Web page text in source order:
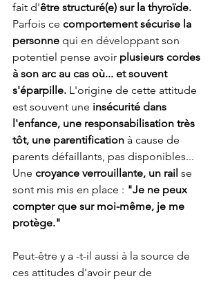
fait d'être structuré(e) sur la thyroïde.
Parfois ce comportement sécurise la
personne qui en développant son
potentiel pense avoir plusieurs cordes
à son arc au cas où... et souvent
s'éparpille. L'origine de cette attitude
est souvent une insécurité dans
l'enfance, une responsabilisation très
tôt, une parentification à cause de
parents défaillants, pas disponibles...
Une croyance verrouillante, un rail se
sont mis mis en place : "Je ne peux
compter que sur moi-même, je me
protège."
Peut-être y a -t-il aussi à la source de
ces attitudes d'avoir peur de